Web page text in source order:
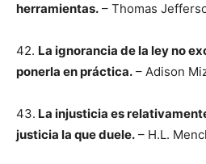
herramientas. – Thomas
42. La ignorancia de la ley no
ponerla en práctica. – Adison
43. La injusticia es
justicia la que duele. – H.L.